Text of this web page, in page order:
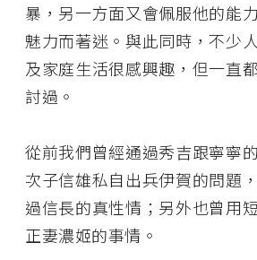
暴，另一方面又會佩服他的能
魅力而著迷。與此同時，不少
及家庭生活很感興趣，但一直
討過。
從前我們曾經通過秀吉跟寧寧
次子信雄私自出兵伊賀的問題
過信長的真性情；另外也曾用
正妻濃姬的事情。